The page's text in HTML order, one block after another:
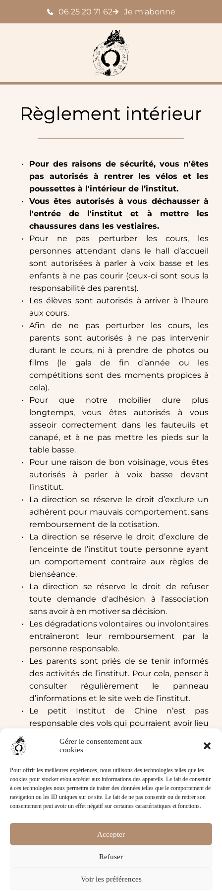
Gérer le consentement aux
cookies
Pour offrir les meilleures expériences, nous utilisons des technologies telles que les
cookies pour stocker et/ou accéder aux informations des appareils. Le fait de consentir
à ces technologies nous permettra de traiter des données telles que le comportement de
navigation ou les ID uniques sur ce site. Le fait de ne pas consentir ou de retirer son
consentement peut avoir un effet négatif sur certaines caractéristiques et fonctions.
Accepter
Refuser
Voir les préférences
contenu
06 25 20 71 62 Je m'abonne
Règlement intérieur
Pour des raisons de sécurité, vous n'êtes
pas autorisés à rentrer les vélos et les
poussettes à l'intérieur de l’institut.
Vous êtes autorisés à vous déchausser à
l'entrée de l'institut et à mettre les
chaussures dans les vestiaires.
Pour ne pas perturber les cours, les
personnes attendant dans le hall d’accueil
sont autorisées à parler à voix basse et les
enfants à ne pas courir (ceux-ci sont sous la
responsabilité des parents).
Les élèves sont autorisés à arriver à l’heure
aux cours.
Afin de ne pas perturber les cours, les
parents sont autorisés à ne pas intervenir
durant le cours, ni à prendre de photos ou
films (le gala de fin d’année ou les
compétitions sont des moments propices à
cela).
Pour que notre mobilier dure plus
longtemps, vous êtes autorisés à vous
asseoir correctement dans les fauteuils et
canapé, et à ne pas mettre les pieds sur la
table basse.
Pour une raison de bon voisinage, vous êtes
autorisés à parler à voix basse devant
l’institut.
La direction se réserve le droit d’exclure un
adhérent pour mauvais comportement, sans
remboursement de la cotisation.
La direction se réserve le droit d’exclure de
l’enceinte de l’institut toute personne ayant
un comportement contraire aux règles de
bienséance.
La direction se réserve le droit de refuser
toute demande d'adhésion à l'association
sans avoir à en motiver sa décision.
Les dégradations volontaires ou involontaires
entraîneront leur remboursement par la
personne responsable.
Les parents sont priés de se tenir informés
des activités de l’institut. Pour cela, penser à
consulter régulièrement le panneau
d’informations et le site web de l’institut.
Le petit Institut de Chine n’est pas
responsable des vols qui pourraient avoir lieu
Mentions légales | Politique de confidentialité |
Location de salles | Nous contacter